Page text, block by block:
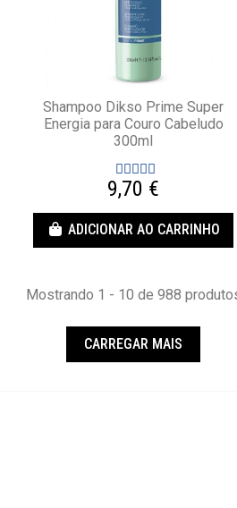
Shampoo Dikso Prime Super
Energia para Couro Cabeludo
300ml
9,70 €
ADICIONAR AO CARRINHO
Mostrando 1 - 10 de 988
CARREGAR MAIS